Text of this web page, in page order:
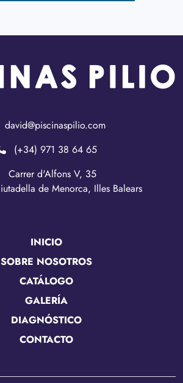
david@piscinaspilio.com
(+34) 971 38 64 65
Carrer d'Alfons V, 35
de Menorca, Illes Balears
INICIO
SOBRE NOSOTROS
CATÁLOGO
GALERÍA
DIAGNÓSTICO
CONTACTO